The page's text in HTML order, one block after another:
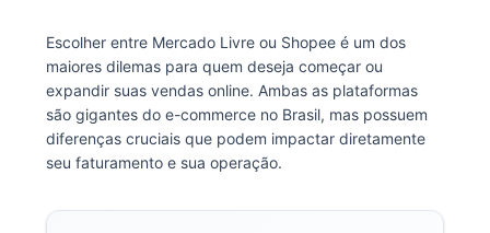
Escolher entre Mercado Livre ou Shopee é um dos
maiores dilemas para quem deseja começar ou
expandir suas vendas online. Ambas as plataformas
são gigantes do e-commerce no Brasil, mas possuem
diferenças cruciais que podem impactar diretamente
seu faturamento e sua operação.